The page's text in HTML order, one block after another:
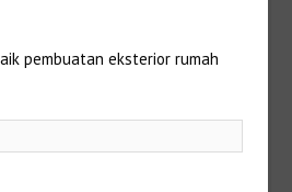
pembuatan eksterior rumah